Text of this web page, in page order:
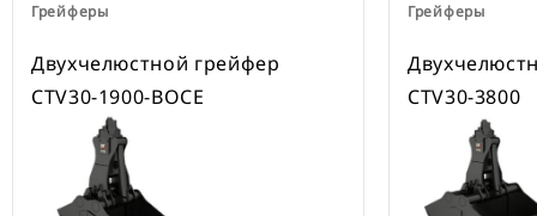
Грейферы
Двухчелюстной грейфер
CTV30-1900-BOCE
Грейферы
CTV30-3800